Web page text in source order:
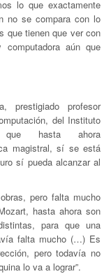
lo que exactamente
no se compara con lo
que tienen que ver con
aún que
prestigiado profesor
del Instituto
que hasta ahora
magistral, sí se está
sí pueda alcanzar al
pero falta mucho
hasta ahora son
para que una
falta mucho (…) Es
pero todavía no
lo va a lograr”.